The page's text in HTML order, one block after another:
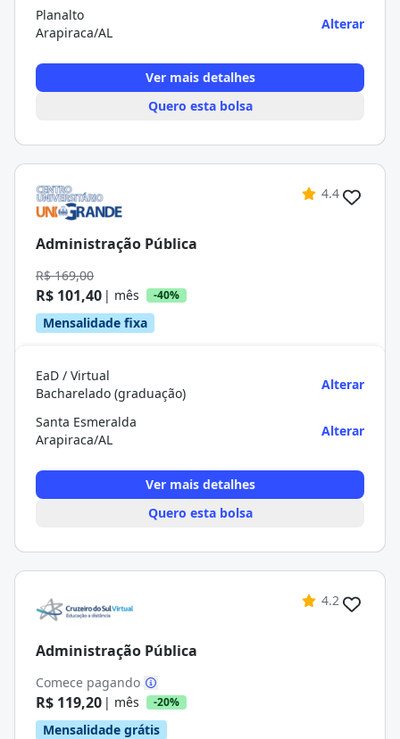
Planalto
Arapiraca/AL
Alterar
Ver mais detalhes
Quero esta bolsa
4.4
Administração Pública
R$ 169,00
R$ 101,40 | mês -40%
Mensalidade fixa
EaD / Virtual
Bacharelado (graduação)
Alterar
Santa Esmeralda
Arapiraca/AL
Alterar
Ver mais detalhes
Quero esta bolsa
4.2
Administração Pública
Comece pagando
R$ 119,20 | mês -20%
Mensalidade grátis